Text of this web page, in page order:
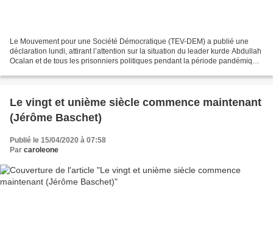
Le Mouvement pour une Société Démocratique (TEV-DEM) a publié une
déclaration lundi, attirant l’attention sur la situation du leader kurde Abdullah
Ocalan et de tous les prisonniers politiques pendant la période pandémique
Le vingt et unième siècle commence maintenant
(Jérôme Baschet)
Publié le 15/04/2020 à 07:58
Par caroleone